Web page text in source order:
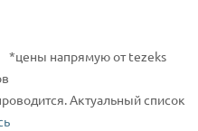
*цены напрямую от tezeks
Актуальный список